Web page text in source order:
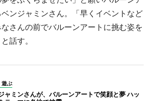
ンジャミンさん。「早くイベントなど
さんの前でバルーンアートに挑む姿を
話す。
遊ぶ
ャミンさんが、バルーンアートで笑顔と夢 ハッ